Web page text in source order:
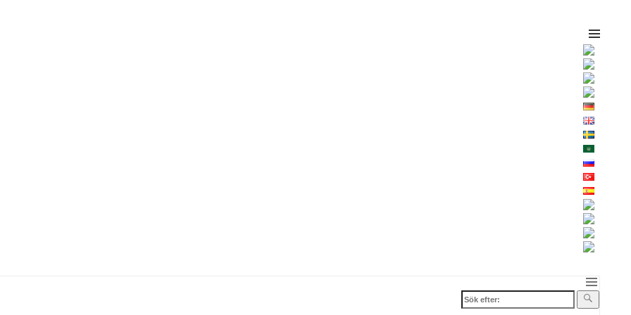
Sök
efter: